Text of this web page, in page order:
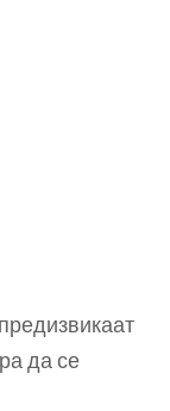
да се